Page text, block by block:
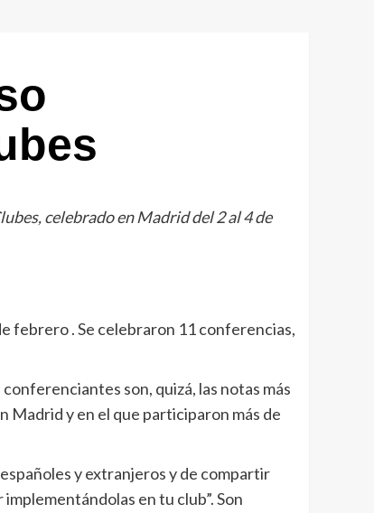
celebrado en Madrid del 2 al 4 de
febrero . Se celebraron 11 conferencias,
son, quizá, las notas más
Madrid y en el que participaron más de
y extranjeros y de compartir
en tu club”. Son